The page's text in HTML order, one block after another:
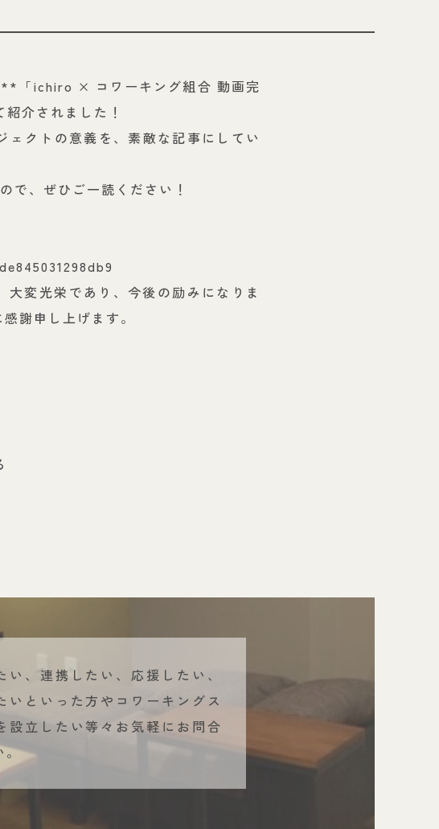
**「ichiro × コワーキング組合 動画完
介されました！
クトの意義を、素敵な記事にしてい
で、ぜひご一読ください！
変光栄であり、今後の励みになりま
謝申し上げます。
い、連携したい、応援したい、
いといった方やコワーキングス
設立したい等々お気軽にお問合
。